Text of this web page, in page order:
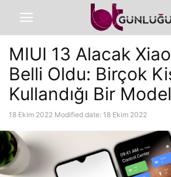
MIUI 13 Alacak
Belli Oldu: Birçok
Kullandığı Bir Model
18 Ekim 2022 Modified date: 18 Ekim 2022